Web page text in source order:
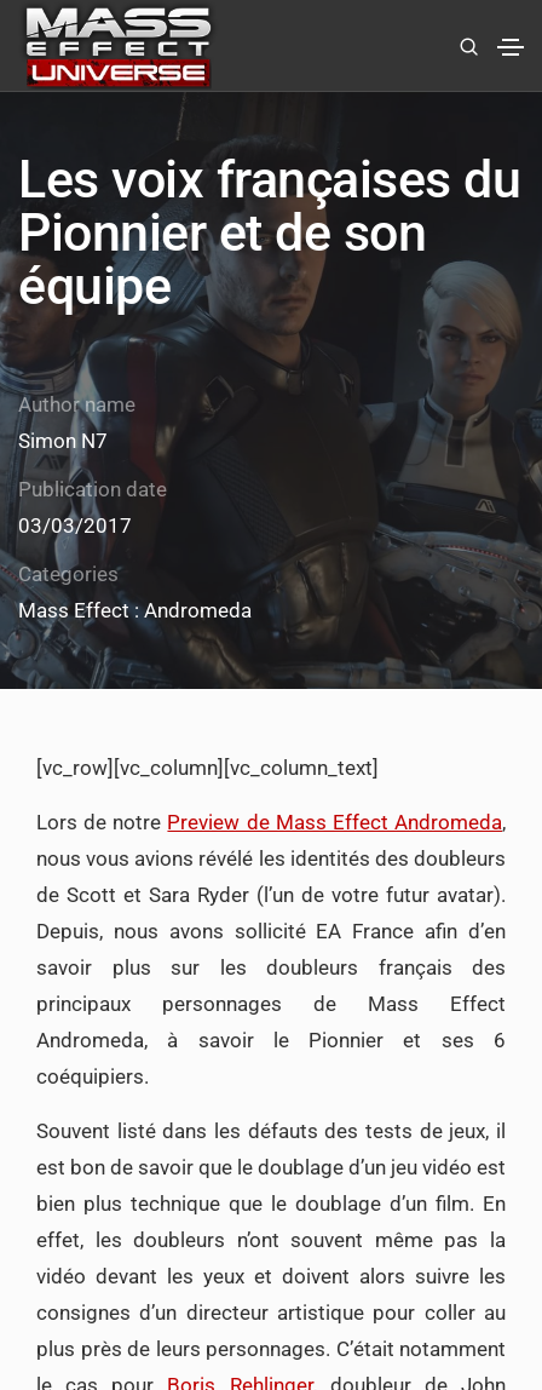
Les voix françaises du
Pionnier et de son
équipe
Author name
Simon N7
Publication date
03/03/2017
Categories
Mass Effect : Andromeda
[vc_row][vc_column][vc_column_text]
Lors de notre Preview de Mass Effect Andromeda,
nous vous avions révélé les identités des doubleurs
de Scott et Sara Ryder (l’un de votre futur avatar).
Depuis, nous avons sollicité EA France afin d’en
savoir plus sur les doubleurs français des
principaux personnages de Mass Effect
Andromeda, à savoir le Pionnier et ses 6
coéquipiers.
Souvent listé dans les défauts des tests de jeux, il
est bon de savoir que le doublage d’un jeu vidéo est
bien plus technique que le doublage d’un film. En
effet, les doubleurs n’ont souvent même pas la
vidéo devant les yeux et doivent alors suivre les
consignes d’un directeur artistique pour coller au
plus près de leurs personnages. C’était notamment
le cas pour Boris Rehlinger, doubleur de John